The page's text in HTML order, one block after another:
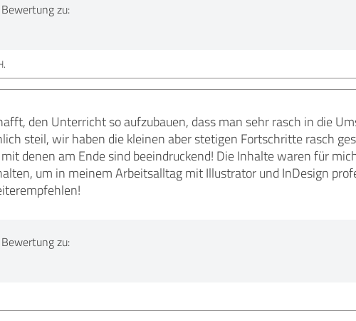
zu:
den Unterricht so aufzubauen, dass man sehr rasch in die
steil, wir haben die kleinen aber stetigen Fortschritte rasch
denen am Ende sind beeindruckend! Die Inhalte waren für
um in meinem Arbeitsalltag mit Illustrator und InDesign
zu: